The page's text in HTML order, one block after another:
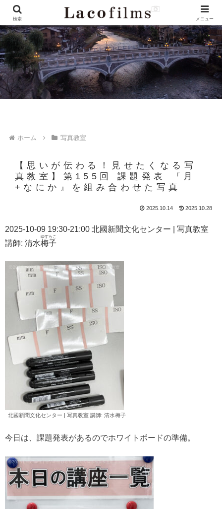
ホーム 写真教室
【思いが伝わる！見せたくなる写
真教室】第155回 課題発表 『月
+なにか』を組み合わせた写真
2025.10.14 2025.10.28
2025-10-09 19:30-21:00 北國新聞文化センター | 写真教室
講師: 清水梅子
ゆすらこ
北國新聞文化センター | 写真教室 講師: 清水梅子
今日は、課題発表があるのでホワイトボードの準備。
検索 メニュー